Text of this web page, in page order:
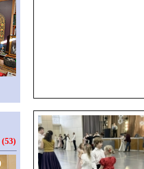
(53)